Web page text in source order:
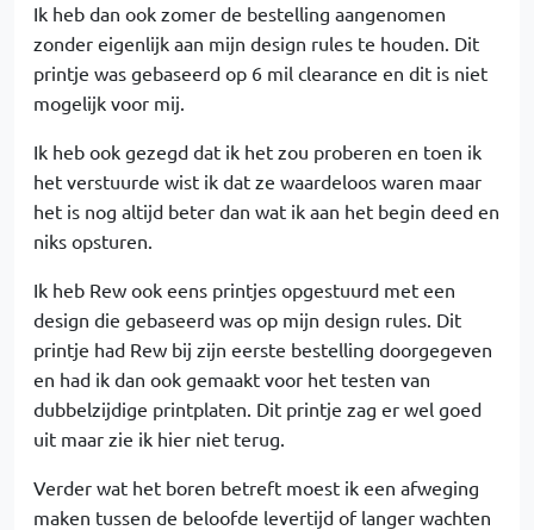
Ik heb dan ook zomer de bestelling aangenomen
zonder eigenlijk aan mijn design rules te houden. Dit
printje was gebaseerd op 6 mil clearance en dit is niet
mogelijk voor mij.
Ik heb ook gezegd dat ik het zou proberen en toen ik
het verstuurde wist ik dat ze waardeloos waren maar
het is nog altijd beter dan wat ik aan het begin deed en
niks opsturen.
Ik heb Rew ook eens printjes opgestuurd met een
design die gebaseerd was op mijn design rules. Dit
printje had Rew bij zijn eerste bestelling doorgegeven
en had ik dan ook gemaakt voor het testen van
dubbelzijdige printplaten. Dit printje zag er wel goed
uit maar zie ik hier niet terug.
Verder wat het boren betreft moest ik een afweging
maken tussen de beloofde levertijd of langer wachten